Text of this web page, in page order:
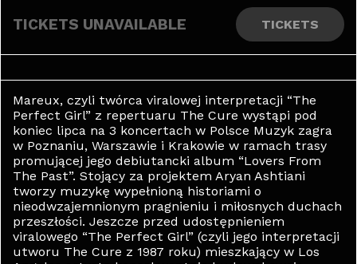
TICKETS UNAVAILABLE TICKETS
Mareux, czyli twórca viralowej interpretacji “The
Perfect Girl” z repertuaru The Cure wystąpi pod
koniec lipca na 3 koncertach w Polsce Muzyk zagra
w Poznaniu, Warszawie i Krakowie w ramach trasy
promującej jego debiutancki album “Lovers From
The Past”. Stojący za projektem Aryan Ashtiani
tworzy muzykę wypełnioną historiami o
nieodwzajemnionym pragnieniu i miłosnych duchach
przeszłości. Jeszcze przed udostępnieniem
viralowego “The Perfect Girl” (czyli jego interpretacji
utworu The Cure z 1987 roku) mieszkający w Los